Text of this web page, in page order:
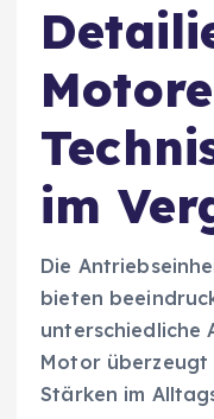
im
Die
bieten
unterschiedliche
Motor
Stärken im